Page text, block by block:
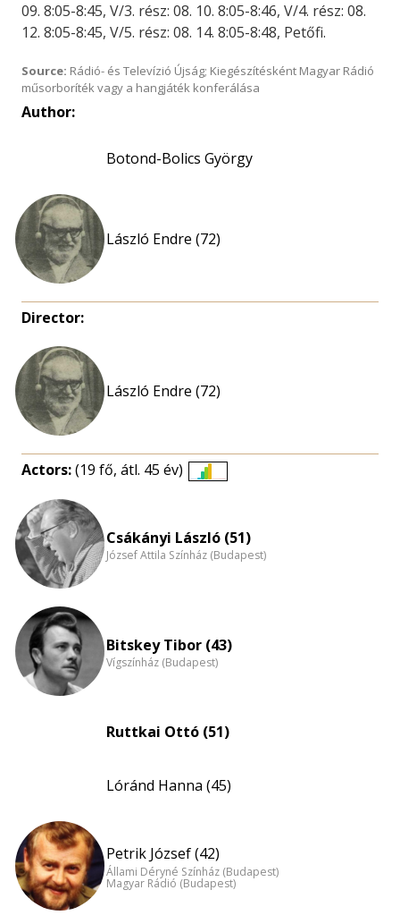
09. 8:05-8:45, V/3. rész: 08. 10. 8:05-8:46, V/4. rész: 08.
12. 8:05-8:45, V/5. rész: 08. 14. 8:05-8:48, Petőfi.
Source: Rádió- és Televízió Újság; Kiegészítésként Magyar Rádió
műsorboríték vagy a hangjáték konferálása
Author:
Botond-Bolics György
László Endre (72)
Director:
László Endre (72)
Actors:(19 fő, átl. 45 év)
nagyítása
Csákányi László (51)
József Attila Színház (Budapest)
Bitskey Tibor (43)
Vígszínház (Budapest)
Ruttkai Ottó (51)
Lóránd Hanna (45)
Petrik József (42)
Állami Déryné Színház (Budapest)
Magyar Rádió (Budapest)